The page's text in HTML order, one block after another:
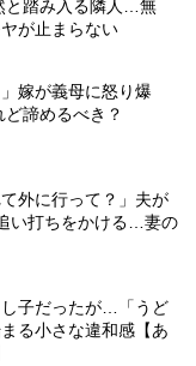
と踏み入る隣人…無
が止まらない
嫁が義母に怒り爆
諦めるべき？
外に行って？」夫が
い打ちをかける…妻の
子だったが…「うど
る小さな違和感【あ